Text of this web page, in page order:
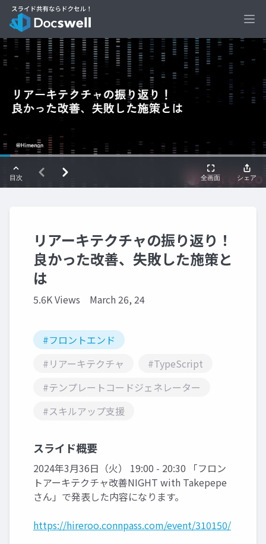
リアーキテクチャの振り返り！
良かった改善、失敗した施策と
は
5.6K Views March 26, 24
#フロントエンド
#リアーキテクチャ
#TypeScript
#テンプレートコードジェネレーター
#スキルアップ支援
スライド概要
2024年3月36日（火） 19:00 - 20:30 「フロン
トアーキテクチャ改善NIGHT with Takepepe
さん」で発表した内容になります。
https://hireroo.connpass.com/event/310150/